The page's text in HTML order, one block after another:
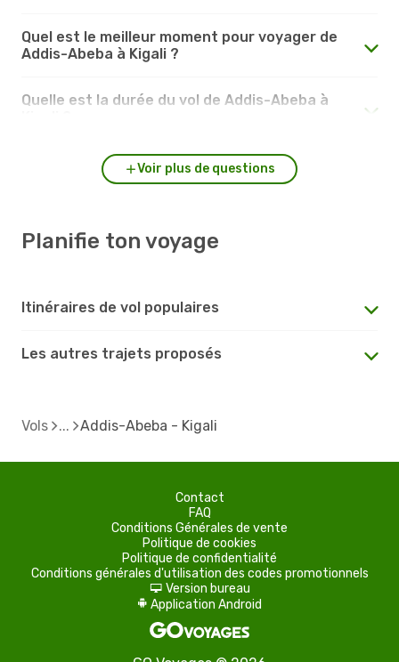
Quel est le meilleur moment pour voyager de
Addis-Abeba à Kigali ?
Quelle est la durée du vol de Addis-Abeba à
Voir plus de questions
Planifie ton voyage
Itinéraires de vol populaires
Les autres trajets proposés
Vols Addis-Abeba - Kigali
Contact
FAQ
Conditions Générales de vente
Politique de cookies
Politique de confidentialité
Conditions générales d'utilisation des codes promotionnels
d Version bureau
A Application Android